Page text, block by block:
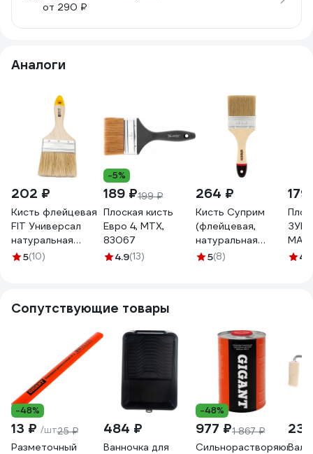
от 290 ₽
Аналоги
202 ₽
Кисть флейцевая
FIT Универсал
натуральная
светлая щетина
5(10)
-5%
189 ₽199 ₽
Плоская кисть
Евро 4, MTX,
83067
4.9(13)
264 ₽
Кисть Суприм
(флейцевая,
натуральная
щетина,
5(8)
179
1004.8
Сопутствующие товары
-48%
13 ₽ /шт25 ₽
Разметочный
484 ₽
Ванночка для
-48%
977 ₽1 867 ₽
Сильнорастворяющий